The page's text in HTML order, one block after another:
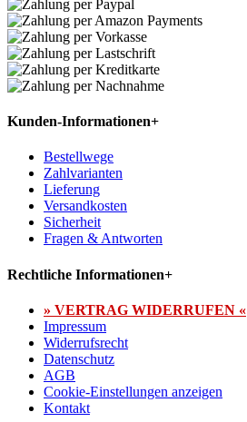
Kunden-Informationen+
Bestellwege
Zahlvarianten
Lieferung
Versandkosten
Sicherheit
Fragen & Antworten
Rechtliche Informationen+
» VERTRAG WIDERRUFEN «
Impressum
Widerrufsrecht
Datenschutz
AGB
Cookie-Einstellungen anzeigen
Kontakt